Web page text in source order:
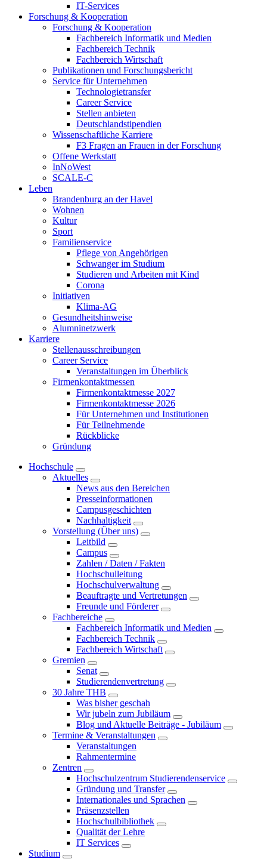
IT-Services
Forschung & Kooperation
Forschung & Kooperation
Fachbereich Informatik und Medien
Fachbereich Technik
Fachbereich Wirtschaft
Publikationen und Forschungsbericht
Service für Unternehmen
Technologietransfer
Career Service
Stellen anbieten
Deutschlandstipendien
Wissenschaftliche Karriere
F3 Fragen an Frauen in der Forschung
Offene Werkstatt
InNoWest
SCALE-C
Leben
Brandenburg an der Havel
Wohnen
Kultur
Sport
Familienservice
Pflege von Angehörigen
Schwanger im Studium
Studieren und Arbeiten mit Kind
Corona
Initiativen
Klima-AG
Gesundheitshinweise
Alumninetzwerk
Karriere
Stellenausschreibungen
Career Service
Veranstaltungen im Überblick
Firmenkontaktmessen
Firmenkontaktmesse 2027
Firmenkontaktmesse 2026
Für Unternehmen und Institutionen
Für Teilnehmende
Rückblicke
Gründung
Hochschule
Aktuelles
News aus den Bereichen
Presseinformationen
Campusgeschichten
Nachhaltigkeit
Vorstellung (Über uns)
Leitbild
Campus
Zahlen / Daten / Fakten
Hochschulleitung
Hochschulverwaltung
Beauftragte und Vertretungen
Freunde und Förderer
Fachbereiche
Fachbereich Informatik und Medien
Fachbereich Technik
Fachbereich Wirtschaft
Gremien
Senat
Studierendenvertretung
30 Jahre THB
Was bisher geschah
Wir jubeln zum Jubiläum
Blog und Aktuelle Beiträge - Jubiläum
Termine & Veranstaltungen
Veranstaltungen
Rahmentermine
Zentren
Hochschulzentrum Studierendenservice
Gründung und Transfer
Internationales und Sprachen
Präsenzstellen
Hochschulbibliothek
Qualität der Lehre
IT Services
Studium